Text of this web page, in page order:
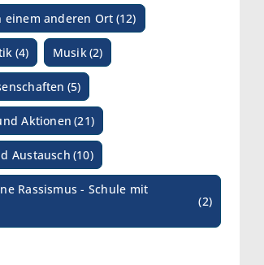
einem anderen Ort (12)
(4) Musik (2)
(5)
Aktionen (21)
Austausch (10)
Rassismus - Schule mit
(2)